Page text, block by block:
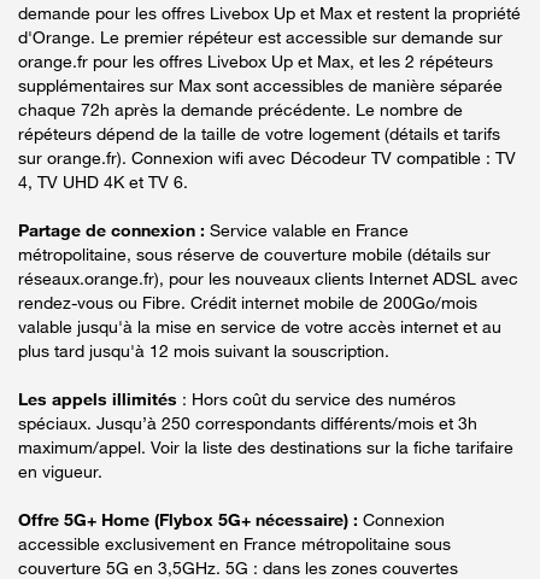
demande pour les offres Livebox Up et Max et restent la propriété
d'Orange. Le premier répéteur est accessible sur demande sur
orange.fr pour les offres Livebox Up et Max, et les 2 répéteurs
supplémentaires sur Max sont accessibles de manière séparée
chaque 72h après la demande précédente. Le nombre de
répéteurs dépend de la taille de votre logement (détails et tarifs
sur orange.fr). Connexion wifi avec Décodeur TV compatible : TV
4, TV UHD 4K et TV 6.
Partage de connexion : Service valable en France
métropolitaine, sous réserve de couverture mobile (détails sur
réseaux.orange.fr), pour les nouveaux clients Internet ADSL avec
rendez-vous ou Fibre. Crédit internet mobile de 200Go/mois
valable jusqu'à la mise en service de votre accès internet et au
plus tard jusqu'à 12 mois suivant la souscription.
Les appels illimités : Hors coût du service des numéros
spéciaux. Jusqu’à 250 correspondants différents/mois et 3h
maximum/appel. Voir la liste des destinations sur la fiche tarifaire
en vigueur.
Offre 5G+ Home (Flybox 5G+ nécessaire) : Connexion
accessible exclusivement en France métropolitaine sous
couverture 5G en 3,5GHz. 5G : dans les zones couvertes